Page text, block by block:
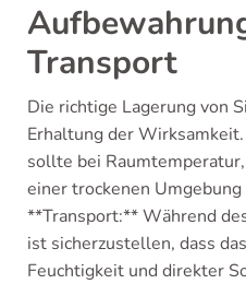
Transport
Die richtige Lagerung von
Erhaltung der
sollte bei
einer trockenen
**Transport:** Während
ist sicherzustellen, dass
Feuchtigkeit und direkter